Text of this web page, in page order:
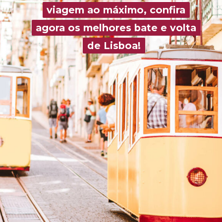
viagem ao máximo, confira
agora os melhores bate e volta
de Lisboa!
viagem ao máximo, confira
agora os melhores bate e volta
de Lisboa!